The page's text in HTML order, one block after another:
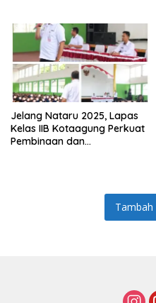
Jelang Nataru 2025, Lapas
Kelas IIB Kotaagung Perkuat
Pembinaan dan